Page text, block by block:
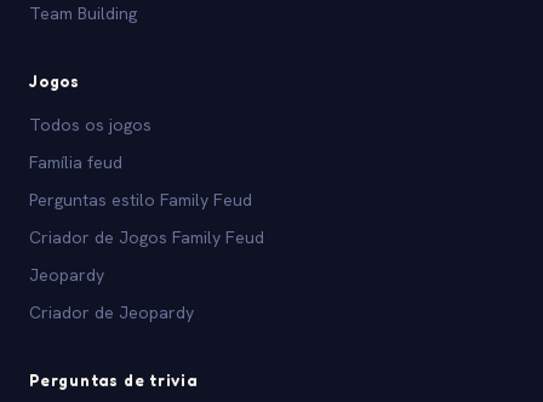
Team Building
Jogos
Todos os jogos
Família feud
Perguntas estilo Family Feud
Criador de Jogos Family Feud
Jeopardy
Criador de Jeopardy
Perguntas de trivia